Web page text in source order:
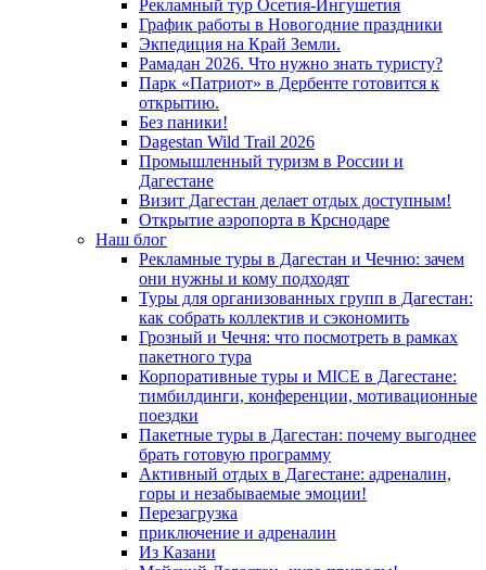
Рекламный тур Осетия-Ингушетия
График работы в Новогодние праздники
Экпедиция на Край Земли.
Рамадан 2026. Что нужно знать туристу?
Парк «Патриот» в Дербенте готовится к
открытию.
Без паники!
Dagestan Wild Trail 2026
Промышленный туризм в России и
Дагестане
Визит Дагестан делает отдых доступным!
Открытие аэропорта в Крснодаре
Наш блог
Рекламные туры в Дагестан и Чечню: зачем
они нужны и кому подходят
Туры для организованных групп в Дагестан:
как собрать коллектив и сэкономить
Грозный и Чечня: что посмотреть в рамках
пакетного тура
Корпоративные туры и MICE в Дагестане:
тимбилдинги, конференции, мотивационные
поездки
Пакетные туры в Дагестан: почему выгоднее
брать готовую программу
Активный отдых в Дагестане: адреналин,
горы и незабываемые эмоции!
Перезагрузка
приключение и адреналин
Из Казани